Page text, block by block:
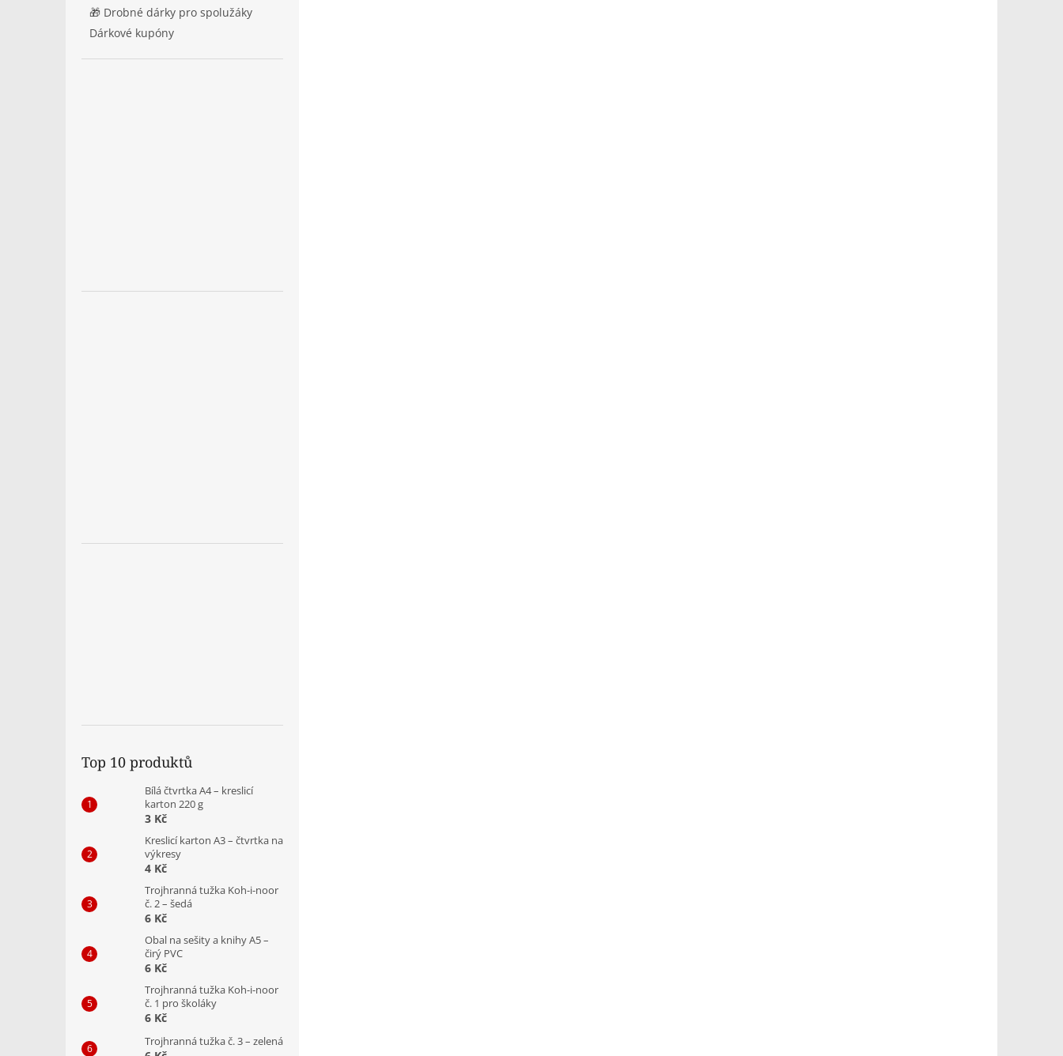
🎁 Drobné dárky pro spolužáky
Dárkové kupóny
Top 10 produktů
Bílá čtvrtka A4 – kreslicí
karton 220 g
3 Kč
Kreslicí karton A3 – čtvrtka na
výkresy
4 Kč
Trojhranná tužka Koh-i-noor
č. 2 – šedá
6 Kč
Obal na sešity a knihy A5 –
čirý PVC
6 Kč
Trojhranná tužka Koh-i-noor
č. 1 pro školáky
6 Kč
Trojhranná tužka č. 3 – zelená